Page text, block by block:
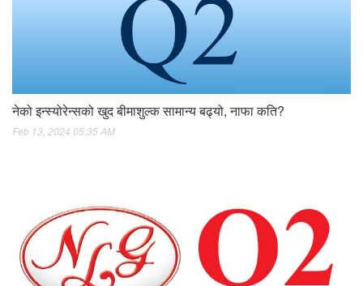
नेको इन्स्योरेन्सको खुद बीमाशुल्क सामान्य बढ्यो, नाफा कति?
Feb 13, 2024 05:35 AM